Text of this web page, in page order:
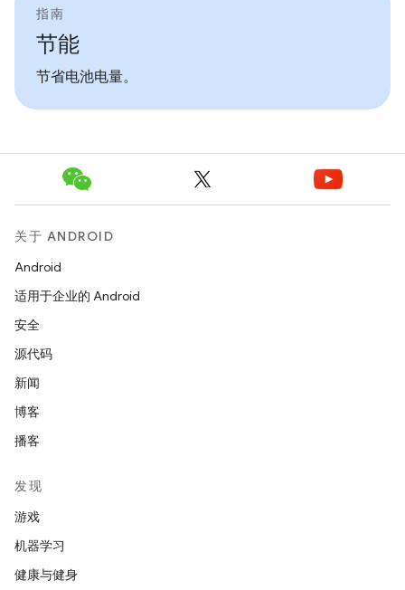
指南
节能
节省电池电量。
关于 ANDROID
Android
适用于企业的 Android
安全
源代码
新闻
博客
播客
发现
游戏
机器学习
健康与健身